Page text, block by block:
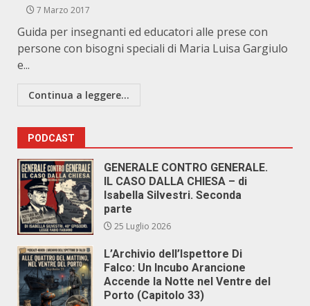
7 Marzo 2017
Guida per insegnanti ed educatori alle prese con
persone con bisogni speciali di Maria Luisa Gargiulo
e...
Continua a leggere...
PODCAST
GENERALE CONTRO GENERALE.
IL CASO DALLA CHIESA – di
Isabella Silvestri. Seconda
parte
25 Luglio 2026
L’Archivio dell’Ispettore Di
Falco: Un Incubo Arancione
Accende la Notte nel Ventre del
Porto (Capitolo 33)